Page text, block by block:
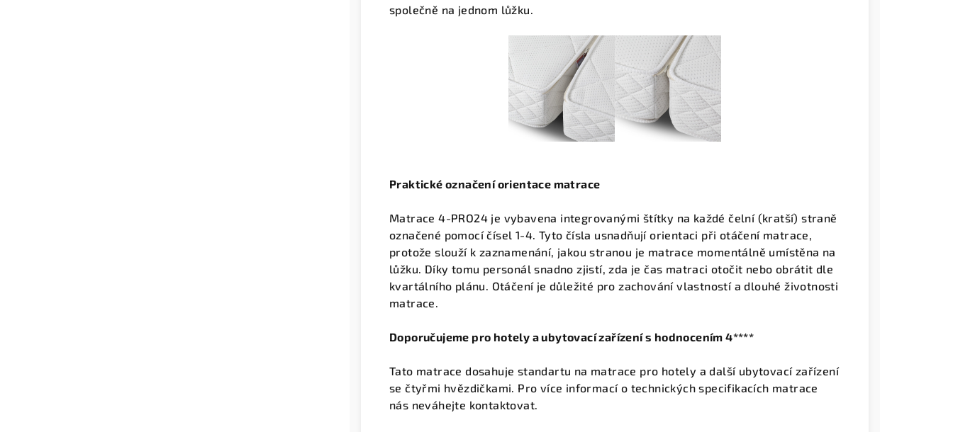
společně na jednom lůžku.
Praktické označení orientace matrace
Matrace 4-PRO24 je vybavena integrovanými štítky na každé čelní (kratší) straně
označené pomocí čísel 1-4. Tyto čísla usnadňují orientaci při otáčení matrace,
protože slouží k zaznamenání, jakou stranou je matrace momentálně umístěna na
lůžku. Díky tomu personál snadno zjistí, zda je čas matraci otočit nebo obrátit dle
kvartálního plánu. Otáčení je důležité pro zachování vlastností a dlouhé životnosti
matrace.
Doporučujeme pro hotely a ubytovací zařízení s hodnocením 4****
Tato matrace dosahuje standartu na matrace pro hotely a další ubytovací zařízení
se čtyřmi hvězdičkami. Pro více informací o technických specifikacích matrace
nás neváhejte kontaktovat.